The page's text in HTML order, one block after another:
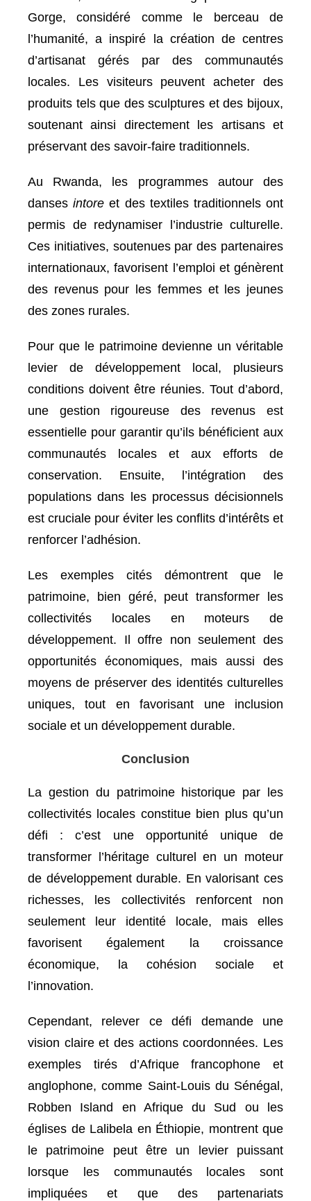
Gorge, considéré comme le berceau de
l’humanité, a inspiré la création de centres
d’artisanat gérés par des communautés
locales. Les visiteurs peuvent acheter des
produits tels que des sculptures et des bijoux,
soutenant ainsi directement les artisans et
préservant des savoir-faire traditionnels.
Au Rwanda, les programmes autour des
dansesintore et des textiles traditionnels ont
permis de redynamiser l’industrie culturelle.
Ces initiatives, soutenues par des partenaires
internationaux, favorisent l’emploi et génèrent
des revenus pour les femmes et les jeunes
des zones rurales.
Pour que le patrimoine devienne un véritable
levier de développement local, plusieurs
conditions doivent être réunies. Tout d’abord,
une gestion rigoureuse des revenus est
essentielle pour garantir qu’ils bénéficient aux
communautés locales et aux efforts de
conservation. Ensuite, l’intégration des
populations dans les processus décisionnels
est cruciale pour éviter les conflits d’intérêts et
renforcer l’adhésion.
Les exemples cités démontrent que le
patrimoine, bien géré, peut transformer les
collectivités locales en moteurs de
développement. Il offre non seulement des
opportunités économiques, mais aussi des
moyens de préserver des identités culturelles
uniques, tout en favorisant une inclusion
sociale et un développement durable.
Conclusion
La gestion du patrimoine historique par les
collectivités locales constitue bien plus qu’un
défi : c’est une opportunité unique de
transformer l’héritage culturel en un moteur
de développement durable. En valorisant ces
richesses, les collectivités renforcent non
seulement leur identité locale, mais elles
favorisent également la croissance
économique, la cohésion sociale et
l’innovation.
Cependant, relever ce défi demande une
vision claire et des actions coordonnées. Les
exemples tirés d’Afrique francophone et
anglophone, comme Saint-Louis du Sénégal,
Robben Island en Afrique du Sud ou les
églises de Lalibela en Éthiopie, montrent que
le patrimoine peut être un levier puissant
lorsque les communautés locales sont
impliquées et que des partenariats